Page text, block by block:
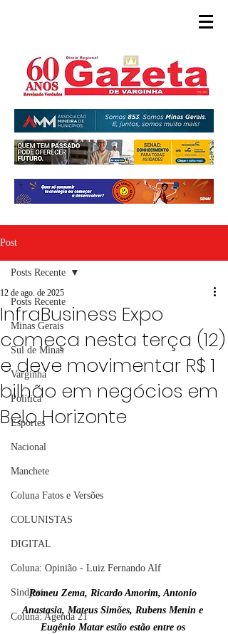
Post
Posts Recente
Minas Gerais
Sul de Minas
Varginha
Política
Esportes
Nacional
Manchete
Coluna Fatos e Versões
COLUNISTAS
DIGITAL
Coluna: Opinião - Luiz Fernando Alf
Sindjori
Coluna: Agenda 21
Posts Recente
InfraBusiness Expo
começa nesta terça (12)
e deve movimentar R$ 1
bilhão em negócios em
Belo Horizonte
12 de ago. de 2025
Romeu Zema, Ricardo Amorim, Antonio
Anastasia, Mateus Simões, Rubens Menin e
Eugênio Matar estão estão entre os